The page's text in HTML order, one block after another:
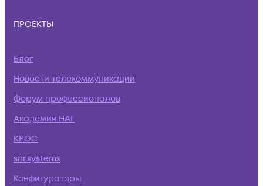
ПРОЕКТЫ
Блог
Новости телекоммуникаций
Форум профессионалов
Академия НАГ
КРОС
snr.systems
Конфигураторы